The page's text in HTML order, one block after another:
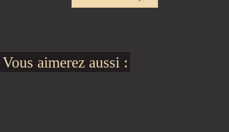
Vous aimerez aussi :